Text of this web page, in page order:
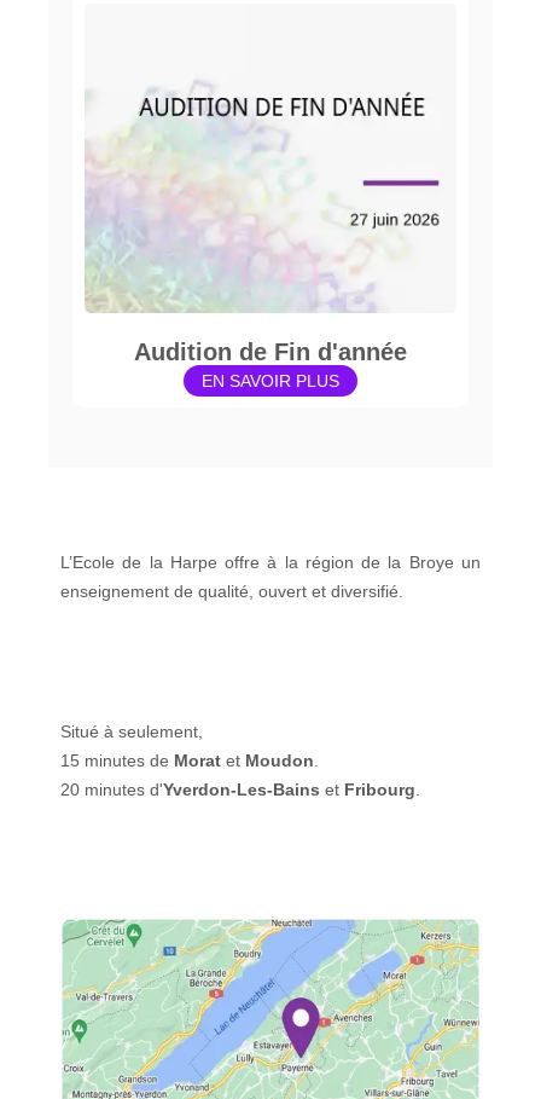
Audition de Fin d'année
EN SAVOIR PLUS
L’Ecole de la Harpe offre à la région de la Broye un
enseignement de qualité, ouvert et diversifié.
Situé à seulement,
15 minutes de Morat et Moudon
20 minutes d'Yverdon-Les-Bains et Fribourg